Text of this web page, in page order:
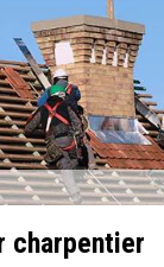
charpentier